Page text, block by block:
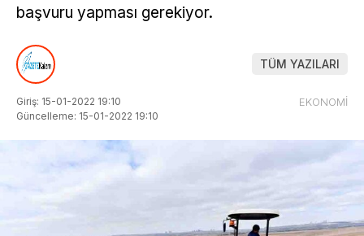
başvuru yapması gerekiyor.
TÜM YAZILARI
Giriş: 15-01-2022 19:10
Güncelleme: 15-01-2022 19:10
EKONOMİ